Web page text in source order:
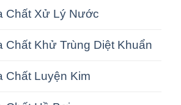
Chất Xử Lý Nước
Chất Khử Trùng Diệt Khuẩn
Chất Luyện Kim